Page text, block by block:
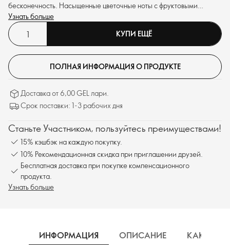
бесконечность. Насыщенные цветочные ноты с фруктовыми
гранями излучают радость в каждой капле.
Узнать больше
КУПИ ЕЩЁ
ПОЛНАЯ ИНФОРМАЦИЯ О ПРОДУКТЕ
Доставка от 6,00 GEL лари.
Срок поставки: 1-3 рабочих дня
Станьте Участником, пользуйтесь преимуществами!
15% кэшбэк на каждую покупку.
10% Рекомендационная скидка при приглашении друзей.
Бесплатная доставка при покупке компенсационного
продукта.
Узнать больше
ИНФОРМАЦИЯ ОПИСАНИЕ КАК